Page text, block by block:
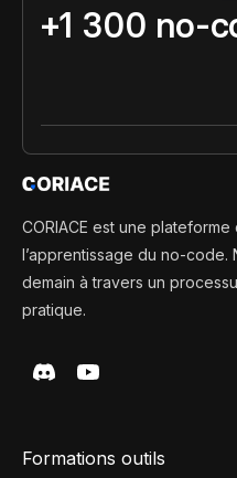
+1 300 no-
CORIACE est une
l’apprentissage du no-
demain à travers un
pratique.
Formations outils